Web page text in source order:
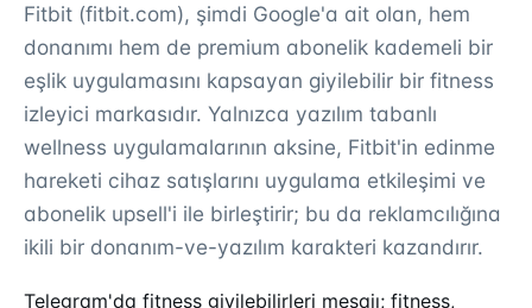
Fitbit (fitbit.com), şimdi Google'a ait olan, hem
donanımı hem de premium abonelik kademeli bir
eşlik uygulamasını kapsayan giyilebilir bir fitness
izleyici markasıdır. Yalnızca yazılım tabanlı
wellness uygulamalarının aksine, Fitbit'in edinme
hareketi cihaz satışlarını uygulama etkileşimi ve
abonelik upsell'i ile birleştirir; bu da reklamcılığına
ikili bir donanım-ve-yazılım karakteri kazandırır.
Telegram'da fitness giyilebilirleri mesajı; fitness,